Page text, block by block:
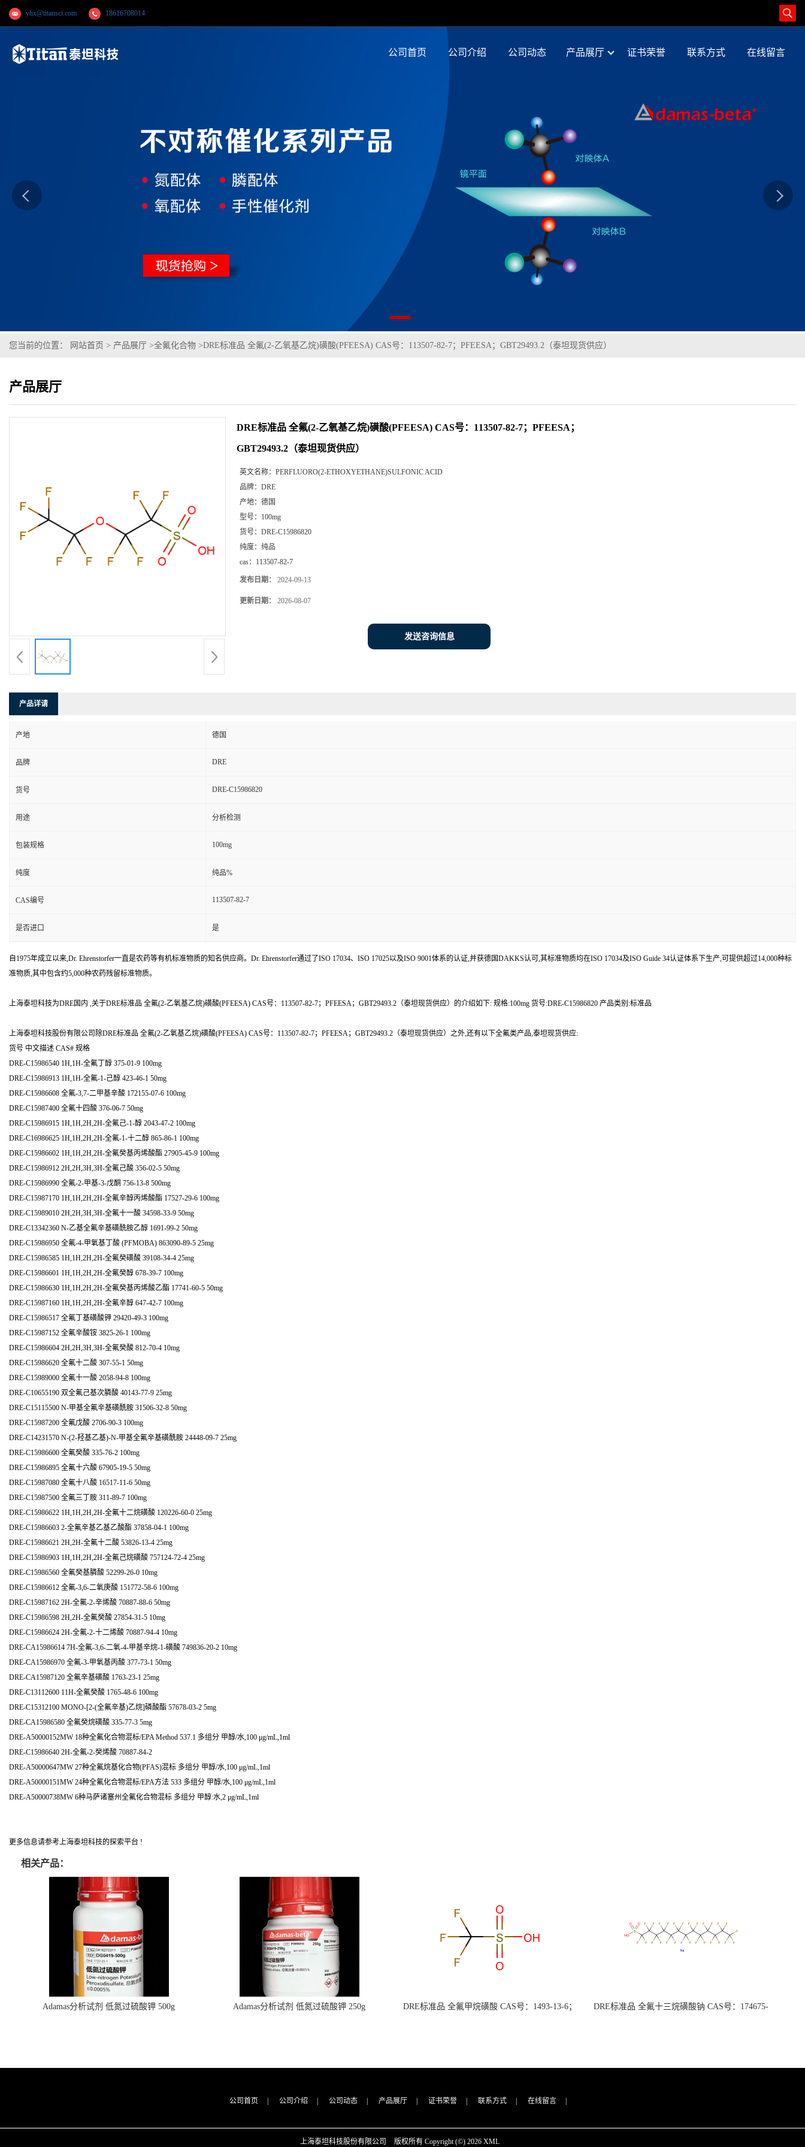
yhx@titansci.com 18616708014
公司首页 公司介绍 公司动态 产品展厅 证书荣誉 联系方式 在线留言
您当前的位置： 网站首页 > 产品展厅 >全氟化合物 >DRE标准品 全氟(2-乙氧基乙烷)磺酸(PFEESA) CAS号：113507-82-7；PFEESA；GBT29493.2（泰坦现货供应）
产品展厅
DRE标准品 全氟(2-乙氧基乙烷)磺酸(PFEESA) CAS号：113507-82-7；PFEESA；
GBT29493.2（泰坦现货供应）
英文名称： PERFLUORO(2-ETHOXYETHANE)SULFONIC ACID
品牌： DRE
产地： 德国
型号： 100mg
货号： DRE-C15986820
纯度： 纯品
cas： 113507-82-7
发布日期： 2024-09-13
更新日期： 2026-08-07
发送咨询信息
产品详请
产地 德国
品牌 DRE
货号 DRE-C15986820
用途 分析检测
包装规格 100mg
纯度 纯品%
CAS编号 113507-82-7
是否进口 是
自1975年成立以来,Dr. Ehrenstorfer一直是农药等有机标准物质的知名供应商。Dr. Ehrenstorfer通过了ISO 17034、ISO 17025以及ISO 9001体系的认证,并获德国DAKKS认可,其标准物质均在ISO 17034及ISO Guide 34认证体系下生产,可提供超过14,000种标
准物质,其中包含约5,000种农药残留标准物质。
上海泰坦科技为DRE国内 ,关于DRE标准品 全氟(2-乙氧基乙烷)磺酸(PFEESA) CAS号：113507-82-7；PFEESA；GBT29493.2（泰坦现货供应）的介绍如下: 规格:100mg 货号:DRE-C15986820 产品类别:标准品
上海泰坦科技股份有限公司除DRE标准品 全氟(2-乙氧基乙烷)磺酸(PFEESA) CAS号：113507-82-7；PFEESA；GBT29493.2（泰坦现货供应）之外,还有以下全氟类产品,泰坦现货供应:
货号 中文描述 CAS# 规格
DRE-C15986540 1H,1H-全氟丁醇 375-01-9 100mg
DRE-C15986913 1H,1H-全氟-1-己醇 423-46-1 50mg
DRE-C15986608 全氟-3,7-二甲基辛酸 172155-07-6 100mg
DRE-C15987400 全氟十四酸 376-06-7 50mg
DRE-C15986915 1H,1H,2H,2H-全氟己-1-醇 2043-47-2 100mg
DRE-C16986625 1H,1H,2H,2H-全氟-1-十二醇 865-86-1 100mg
DRE-C15986602 1H,1H,2H,2H-全氟癸基丙烯酸酯 27905-45-9 100mg
DRE-C15986912 2H,2H,3H,3H-全氟己酸 356-02-5 50mg
DRE-C15986990 全氟-2-甲基-3-戊酮 756-13-8 500mg
DRE-C15987170 1H,1H,2H,2H-全氟辛醇丙烯酸酯 17527-29-6 100mg
DRE-C15989010 2H,2H,3H,3H-全氟十一酸 34598-33-9 50mg
DRE-C13342360 N-乙基全氟辛基磺酰胺乙醇 1691-99-2 50mg
DRE-C15986950 全氟-4-甲氧基丁酸 (PFMOBA) 863090-89-5 25mg
DRE-C15986585 1H,1H,2H,2H-全氟癸磺酸 39108-34-4 25mg
DRE-C15986601 1H,1H,2H,2H-全氟癸醇 678-39-7 100mg
DRE-C15986630 1H,1H,2H,2H-全氟癸基丙烯酸乙酯 17741-60-5 50mg
DRE-C15987160 1H,1H,2H,2H-全氟辛醇 647-42-7 100mg
DRE-C15986517 全氟丁基磺酸钾 29420-49-3 100mg
DRE-C15987152 全氟辛酸铵 3825-26-1 100mg
DRE-C15986604 2H,2H,3H,3H-全氟癸酸 812-70-4 10mg
DRE-C15986620 全氟十二酸 307-55-1 50mg
DRE-C15989000 全氟十一酸 2058-94-8 100mg
DRE-C10655190 双全氟己基次膦酸 40143-77-9 25mg
DRE-C15115500 N-甲基全氟辛基磺酰胺 31506-32-8 50mg
DRE-C15987200 全氟戊酸 2706-90-3 100mg
DRE-C14231570 N-(2-羟基乙基)-N-甲基全氟辛基磺酰胺 24448-09-7 25mg
DRE-C15986600 全氟癸酸 335-76-2 100mg
DRE-C15986895 全氟十六酸 67905-19-5 50mg
DRE-C15987080 全氟十八酸 16517-11-6 50mg
DRE-C15987500 全氟三丁胺 311-89-7 100mg
DRE-C15986622 1H,1H,2H,2H-全氟十二烷磺酸 120226-60-0 25mg
DRE-C15986603 2-全氟辛基乙基乙酸酯 37858-04-1 100mg
DRE-C15986621 2H,2H-全氟十二酸 53826-13-4 25mg
DRE-C15986903 1H,1H,2H,2H-全氟己烷磺酸 757124-72-4 25mg
DRE-C15986560 全氟癸基膦酸 52299-26-0 10mg
DRE-C15986612 全氟-3,6-二氧庚酸 151772-58-6 100mg
DRE-C15987162 2H-全氟-2-辛烯酸 70887-88-6 50mg
DRE-C15986598 2H,2H-全氟癸酸 27854-31-5 10mg
DRE-C15986624 2H-全氟-2-十二烯酸 70887-94-4 10mg
DRE-CA15986614 7H-全氟-3,6-二氧-4-甲基辛烷-1-磺酸 749836-20-2 10mg
DRE-CA15986970 全氟-3-甲氧基丙酸 377-73-1 50mg
DRE-CA15987120 全氟辛基磺酸 1763-23-1 25mg
DRE-C13112600 11H-全氟癸酸 1765-48-6 100mg
DRE-C15312100 MONO-[2-(全氟辛基)乙烷]磷酸酯 57678-03-2 5mg
DRE-CA15986580 全氟癸烷磺酸 335-77-3 5mg
DRE-A50000152MW 18种全氟化合物混标/EPA Method 537.1 多组分 甲醇/水,100 μg/mL,1ml
DRE-C15986640 2H-全氟-2-癸烯酸 70887-84-2
DRE-A50000647MW 27种全氟烷基化合物(PFAS)混标 多组分 甲醇/水,100 μg/mL,1ml
DRE-A50000151MW 24种全氟化合物混标/EPA方法 533 多组分 甲醇/水,100 μg/mL,1ml
DRE-A50000738MW 6种马萨诸塞州全氟化合物混标 多组分 甲醇:水,2 μg/mL,1ml
更多信息请参考上海泰坦科技的探索平台 !
相关产品：
Adamas分析试剂 低氮过硫酸钾 500g
Adamas分析试剂 低氮过硫酸钾 250g
DRE标准品 全氟甲烷磺酸 CAS号：1493-13-6；
DRE标准品 全氟十三烷磺酸钠 CAS号：174675-
公司首页 | 公司介绍 | 公司动态 | 产品展厅 | 证书荣誉 | 联系方式 | 在线留言 |
上海泰坦科技股份有限公司 版权所有 Copyright (©) 2026 XML